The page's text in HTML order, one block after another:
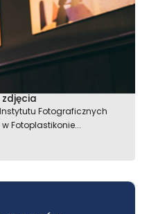
zdjęcia
Fotograficznych
Fotoplastikonie...